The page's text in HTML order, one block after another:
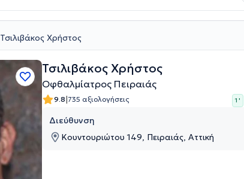
Τσιλιβάκος Χρήστος
Τσιλιβάκος Χρήστος
Οφθαλμίατρος Πειραιάς
9.8|735 αξιολογήσεις 1 '
Διεύθυνση
Κουντουριώτου 149, Πειραιάς, Αττική